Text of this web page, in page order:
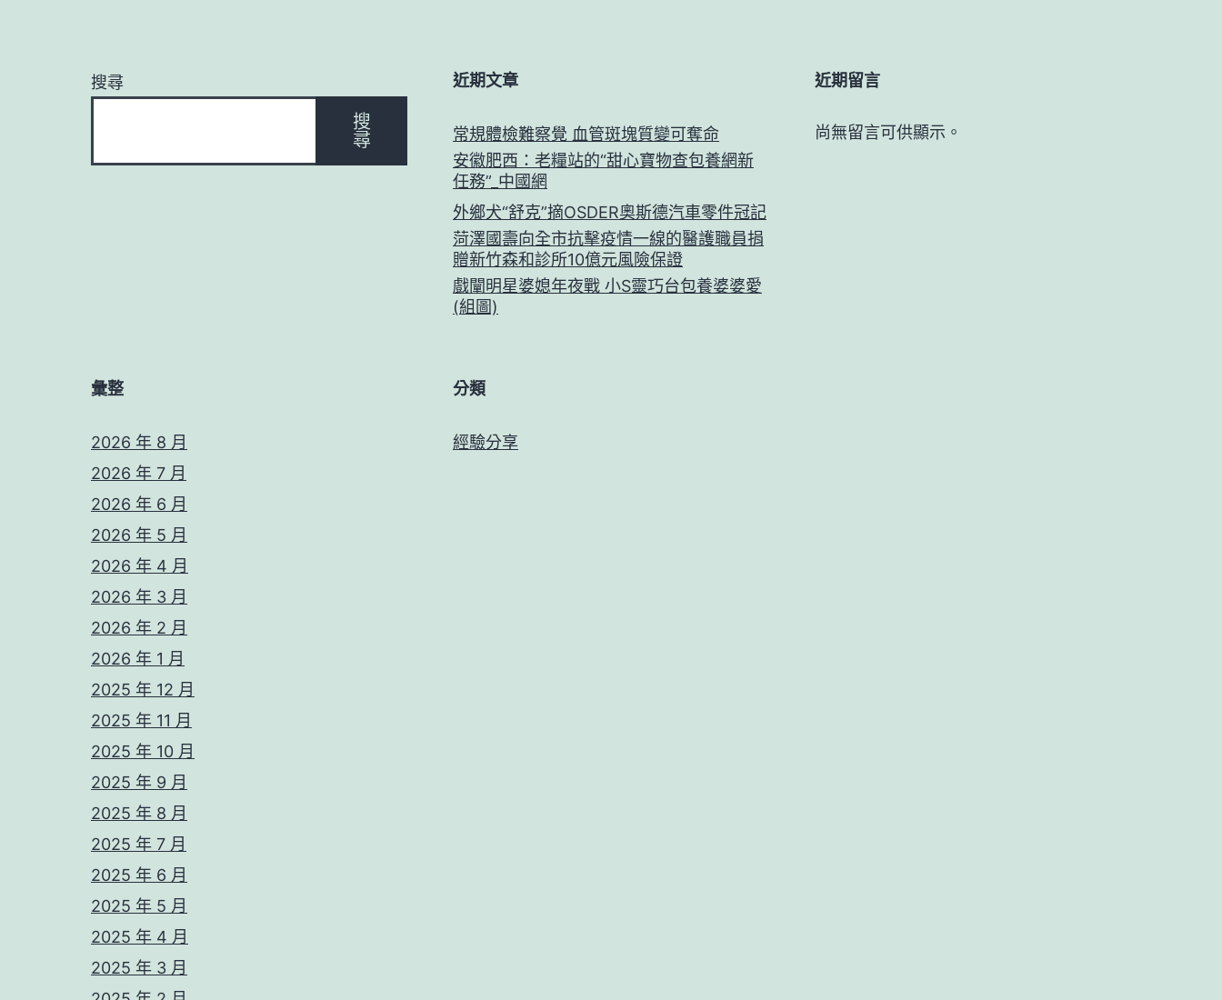
搜尋
搜
尋
近期文章
常規體檢難察覺 血管斑塊質變可奪命
安徽肥西：老糧站的“甜心寶物查包養網新
任務”_中國網
外鄉犬“舒克”摘OSDER奧斯德汽車零件冠記
菏澤國壽向全市抗擊疫情一線的醫護職員捐
贈新竹森和診所10億元風險保證
戲闡明星婆媳年夜戰 小S靈巧台包養婆婆愛
(組圖)
近期留言
尚無留言可供顯示。
彙整
2026 年 8 月
2026 年 7 月
2026 年 6 月
2026 年 5 月
2026 年 4 月
2026 年 3 月
2026 年 2 月
2026 年 1 月
2025 年 12 月
2025 年 11 月
2025 年 10 月
2025 年 9 月
2025 年 8 月
2025 年 7 月
2025 年 6 月
2025 年 5 月
2025 年 4 月
2025 年 3 月
分類
經驗分享